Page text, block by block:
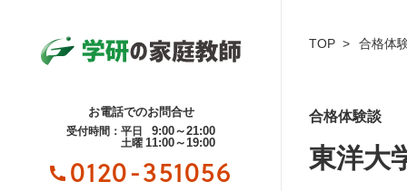
お電話でのお問合せ
受付時間：平日 9:00～21:00
土曜 11:00～19:00
0120-351056
TOP 合格体
合格体験談
東洋大